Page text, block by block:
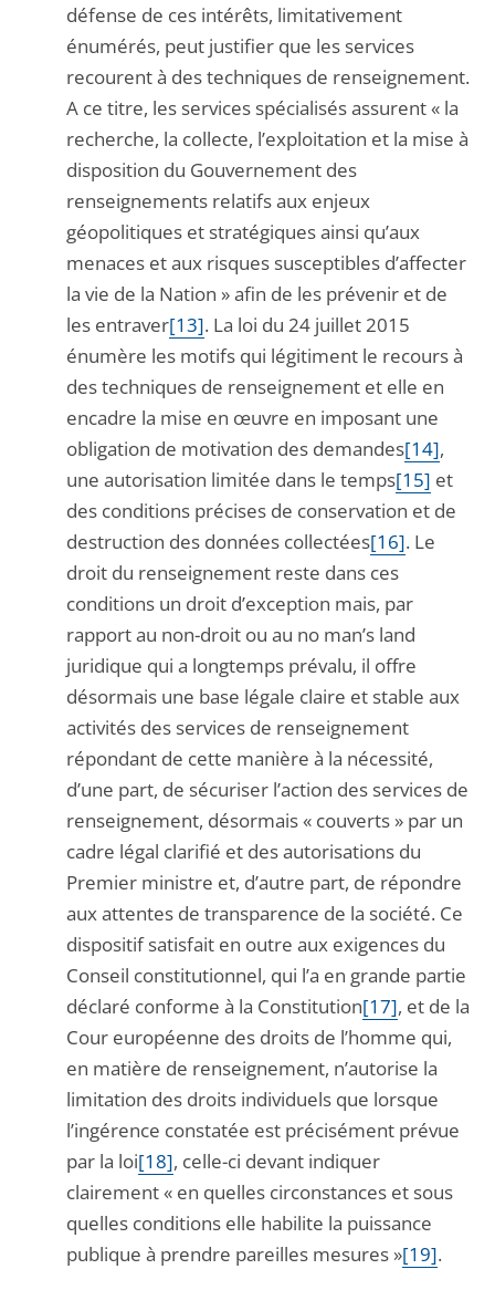
défense de ces intérêts, limitativement
énumérés, peut justifier que les services
recourent à des techniques de renseignement.
A ce titre, les services spécialisés assurent « la
recherche, la collecte, l’exploitation et la mise à
disposition du Gouvernement des
renseignements relatifs aux enjeux
géopolitiques et stratégiques ainsi qu’aux
menaces et aux risques susceptibles d’affecter
la vie de la Nation » afin de les prévenir et de
les entraver[13]. La loi du 24 juillet 2015
énumère les motifs qui légitiment le recours à
des techniques de renseignement et elle en
encadre la mise en œuvre en imposant une
obligation de motivation des demandes[14],
une autorisation limitée dans le temps[15] et
des conditions précises de conservation et de
destruction des données collectées[16]. Le
droit du renseignement reste dans ces
conditions un droit d’exception mais, par
rapport au non-droit ou au no man’s land
juridique qui a longtemps prévalu, il offre
désormais une base légale claire et stable aux
activités des services de renseignement
répondant de cette manière à la nécessité,
d’une part, de sécuriser l’action des services de
renseignement, désormais « couverts » par un
cadre légal clarifié et des autorisations du
Premier ministre et, d’autre part, de répondre
aux attentes de transparence de la société. Ce
dispositif satisfait en outre aux exigences du
Conseil constitutionnel, qui l’a en grande partie
déclaré conforme à la Constitution[17], et de la
Cour européenne des droits de l’homme qui,
en matière de renseignement, n’autorise la
limitation des droits individuels que lorsque
l’ingérence constatée est précisément prévue
par la loi[18], celle-ci devant indiquer
clairement « en quelles circonstances et sous
quelles conditions elle habilite la puissance
publique à prendre pareilles mesures »[19].